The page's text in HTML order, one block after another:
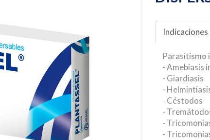
Indicaciones
Parasitismo
- Amebiasis
- Giardiasis
-
- Céstodos
-
-
-